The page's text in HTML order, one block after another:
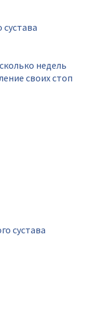
недель
своих стоп
сустава